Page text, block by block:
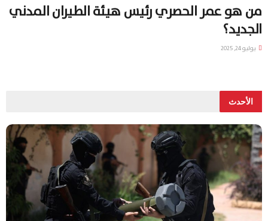
من هو عمر الحصري رئيس هيئة الطيران المدني
الجديد؟
يوليو 24, 2025
الأحدث